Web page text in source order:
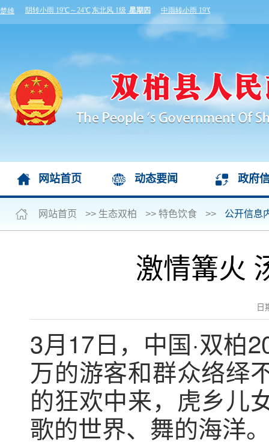
网站首页 动态要闻 政府
网站首页 >> 生态双柏 >> 特色饮食 >> 公开信息
激情篝火
日
3月17日，中国·双柏
万的游客和群众络绎
的狂欢中来，虎乡儿
歌的世界、舞的海洋